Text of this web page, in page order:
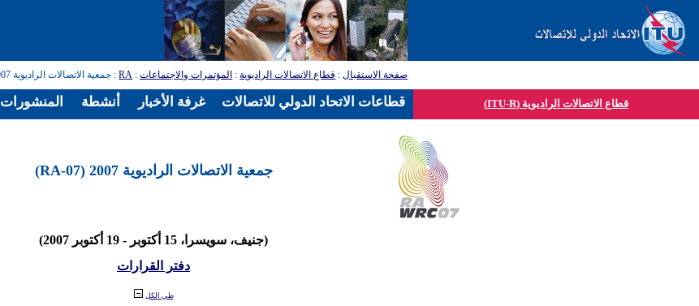
صفحة الاستقبال: قطاع الاتصالات الراديوية: المؤتمرات والاجتماعات:
RA: جمعية الاتصالات الراديوية 2007 (RA-07)
قطاع الاتصالات الراديوية (ITU-R)
جمعية الاتصالات الراديوية 2007 (RA-07)
(جنيف، سويسرا، 15 أكتوبر - 19 أكتوبر 2007)
دفتر القرارات
طي الكل
المنشورات أنشطة غرفة الأخبار قطاعات الاتحاد الدولي للاتصالات